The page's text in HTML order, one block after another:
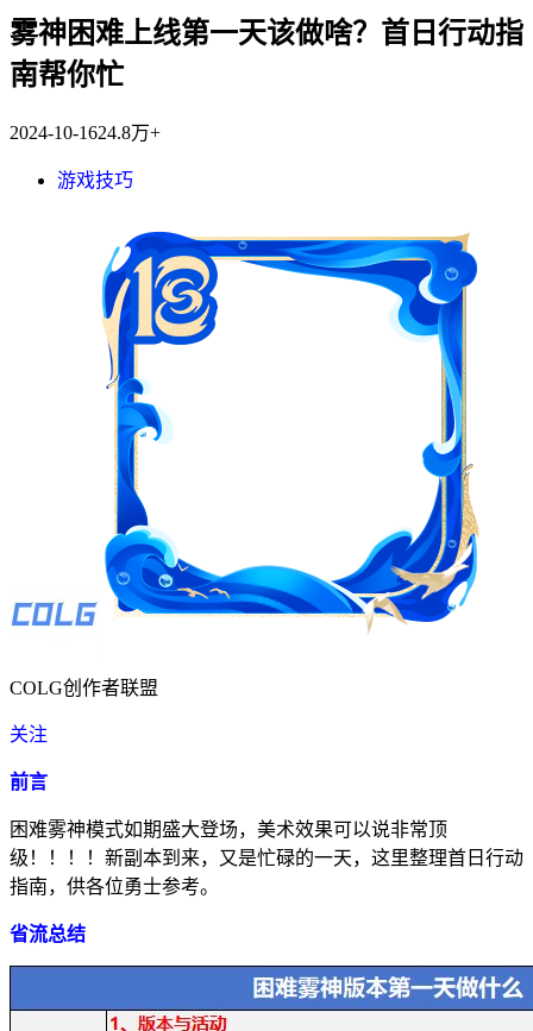
雾神困难上线第一天该做啥？首日行动指
南帮你忙
2024-10-1624.8万+
游戏技巧
COLG创作者联盟
关注
前言
困难雾神模式如期盛大登场，美术效果可以说非常顶
级！！！！新副本到来，又是忙碌的一天，这里整理首日行动
指南，供各位勇士参考。
省流总结